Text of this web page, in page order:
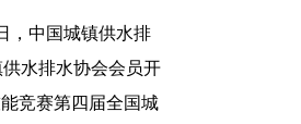
，中国城镇供水排
水排水协会会员开
竞赛第四届全国城